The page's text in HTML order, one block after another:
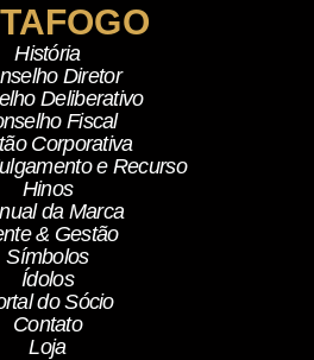
História
Diretor
Deliberativo
Fiscal
Corporativa
e Recurso
Hinos
da Marca
& Gestão
Símbolos
Ídolos
do Sócio
Contato
Loja